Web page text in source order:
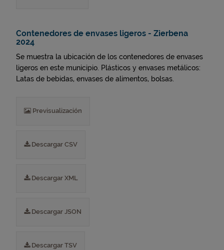
Contenedores de envases ligeros - Zierbena
2024
Se muestra la ubicación de los contenedores de envases
ligeros en este municipio. Plásticos y envases metálicos:
Latas de bebidas, envases de alimentos, bolsas.
Previsualización
Descargar CSV
Descargar XML
Descargar JSON
Descargar TSV